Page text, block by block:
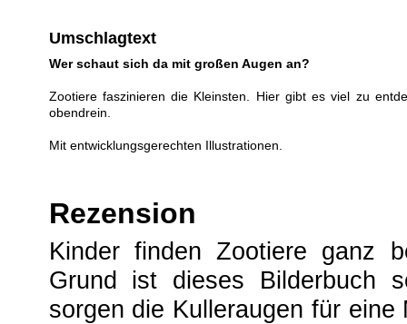
Umschlagtext
Wer schaut sich da mit großen Augen an?
Zootiere faszinieren die Kleinsten. Hier gibt es viel zu
obendrein.
Mit entwicklungsgerechten Illustrationen.
Rezension
Kinder finden Zootiere ganz
Grund ist dieses Bilderbuch
sorgen die Kulleraugen für